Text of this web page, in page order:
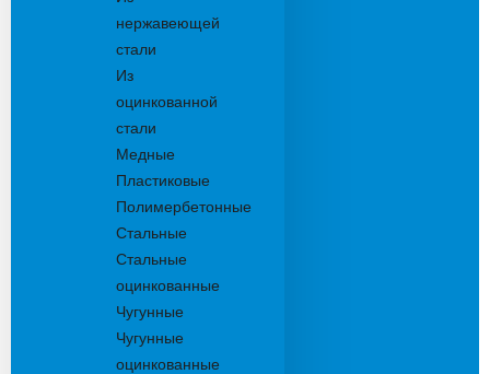
нержавеющей
стали
Из
оцинкованной
стали
Медные
Пластиковые
Полимербетонные
Стальные
Стальные
оцинкованные
Чугунные
Чугунные
оцинкованные